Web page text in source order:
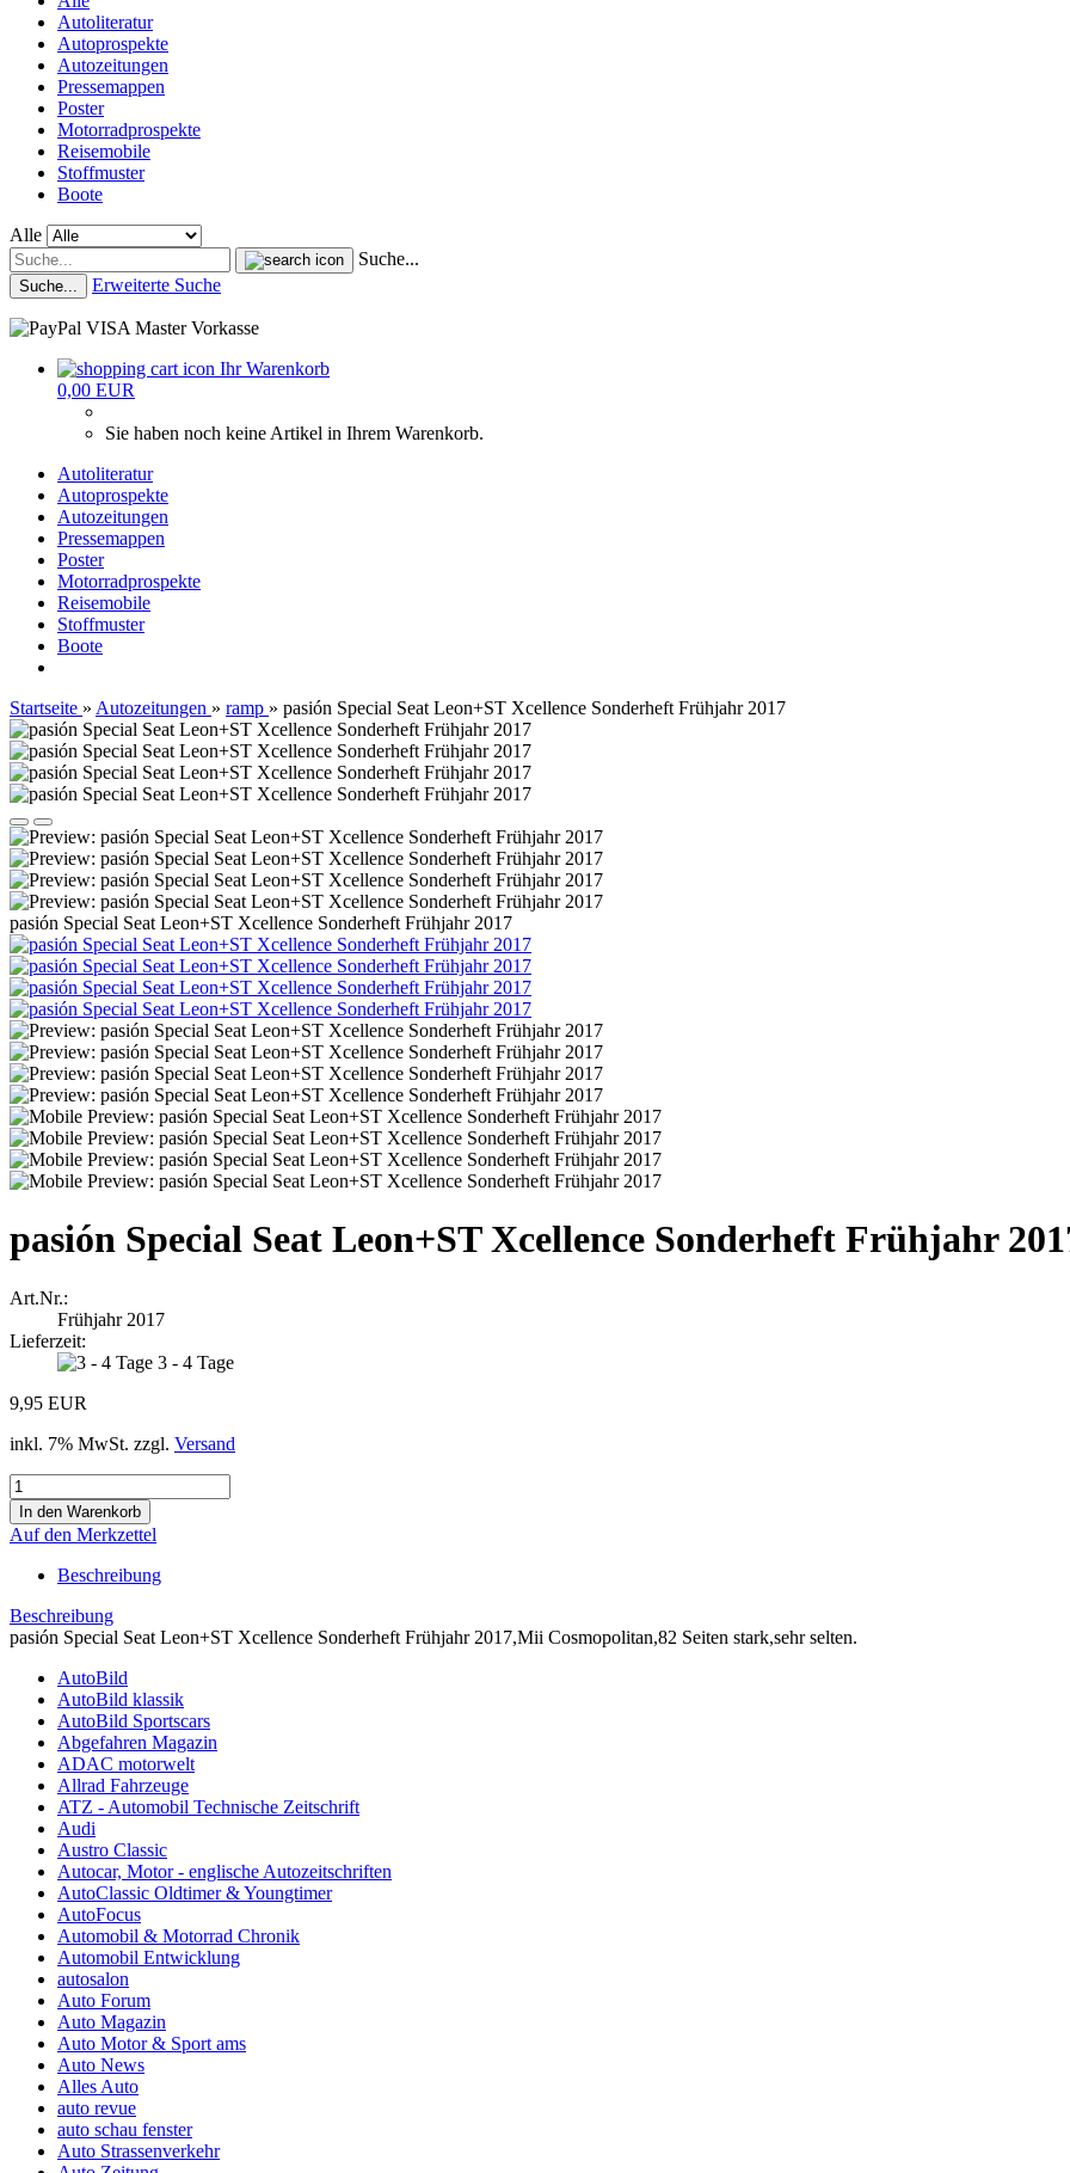
Autoliteratur
Autoprospekte
Autozeitungen
Pressemappen
Poster
Motorradprospekte
Reisemobile
Stoffmuster
Boote
Alle
Suche...
Suche... Erweiterte Suche
Ihr Warenkorb
0,00 EUR
Sie haben noch keine Artikel in Ihrem Warenkorb.
Autoliteratur
Autoprospekte
Autozeitungen
Pressemappen
Poster
Motorradprospekte
Reisemobile
Stoffmuster
Boote
Startseite » Autozeitungen » ramp » pasión Special Seat Leon+ST Xcellence Sonderheft Frühjahr 2017
pasión Special Seat Leon+ST Xcellence Sonderheft Frühjahr 2017
pasión Special Seat Leon+ST Xcellence Sonderheft Frühjahr
Art.Nr.:
Frühjahr 2017
Lieferzeit:
3 - 4 Tage
9,95 EUR
inkl. 7% MwSt. zzgl. Versand
Auf den Merkzettel
Beschreibung
Beschreibung
pasión Special Seat Leon+ST Xcellence Sonderheft Frühjahr 2017,Mii Cosmopolitan,82 Seiten stark,sehr selten.
AutoBild
AutoBild klassik
AutoBild Sportscars
Abgefahren Magazin
ADAC motorwelt
Allrad Fahrzeuge
ATZ - Automobil Technische Zeitschrift
Audi
Austro Classic
Autocar, Motor - englische Autozeitschriften
AutoClassic Oldtimer & Youngtimer
AutoFocus
Automobil & Motorrad Chronik
Automobil Entwicklung
autosalon
Auto Forum
Auto Magazin
Auto Motor & Sport ams
Auto News
Alles Auto
auto revue
auto schau fenster
Auto Strassenverkehr